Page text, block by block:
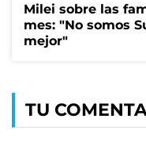
Milei sobre las
mes: "No somos
mejor"
TU